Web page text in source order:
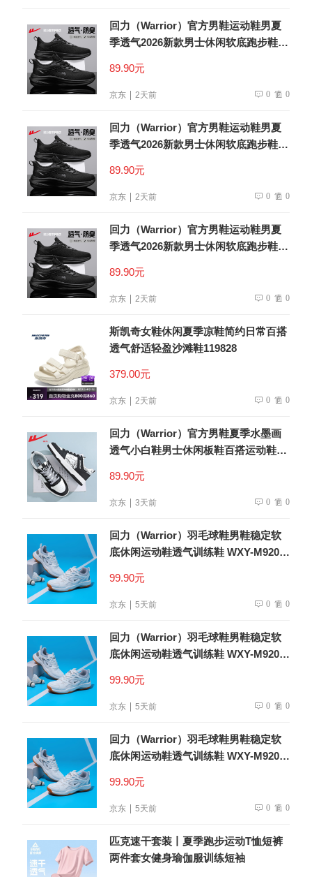
回力（Warrior）官方男鞋运动鞋男夏
季透气2026新款男士休闲软底跑步鞋子
89.90元
京东 2天前 0 0
回力（Warrior）官方男鞋运动鞋男夏
季透气2026新款男士休闲软底跑步鞋子
89.90元
京东 2天前 0 0
回力（Warrior）官方男鞋运动鞋男夏
季透气2026新款男士休闲软底跑步鞋子
89.90元
京东 2天前 0 0
斯凯奇女鞋休闲夏季凉鞋简约日常百搭
透气舒适轻盈沙滩鞋119828
379.00元
京东 2天前 0 0
回力（Warrior）官方男鞋夏季水墨画
透气小白鞋男士休闲板鞋百搭运动鞋子
89.90元
京东 3天前 0 0
回力（Warrior）羽毛球鞋男鞋稳定软
底休闲运动鞋透气训练鞋 WXY-M920C
99.90元
京东 5天前 0 0
回力（Warrior）羽毛球鞋男鞋稳定软
底休闲运动鞋透气训练鞋 WXY-M920C
99.90元
京东 5天前 0 0
回力（Warrior）羽毛球鞋男鞋稳定软
底休闲运动鞋透气训练鞋 WXY-M920C
99.90元
京东 5天前 0 0
匹克速干套装丨夏季跑步运动T恤短裤
两件套女健身瑜伽服训练短袖